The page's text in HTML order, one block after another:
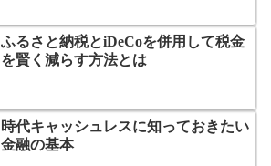
ふるさと納税とiDeCoを併用して税金
を賢く減らす方法とは
時代キャッシュレスに知っておきたい
金融の基本